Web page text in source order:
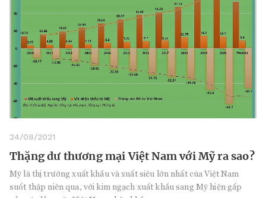
24/08/2021
Thặng dư thương mại Việt Nam với Mỹ ra sao?
Mỹ là thị trường xuất khẩu và xuất siêu lớn nhất của Việt Nam
suốt thập niên qua, với kim ngạch xuất khẩu sang Mỹ hiện gấp